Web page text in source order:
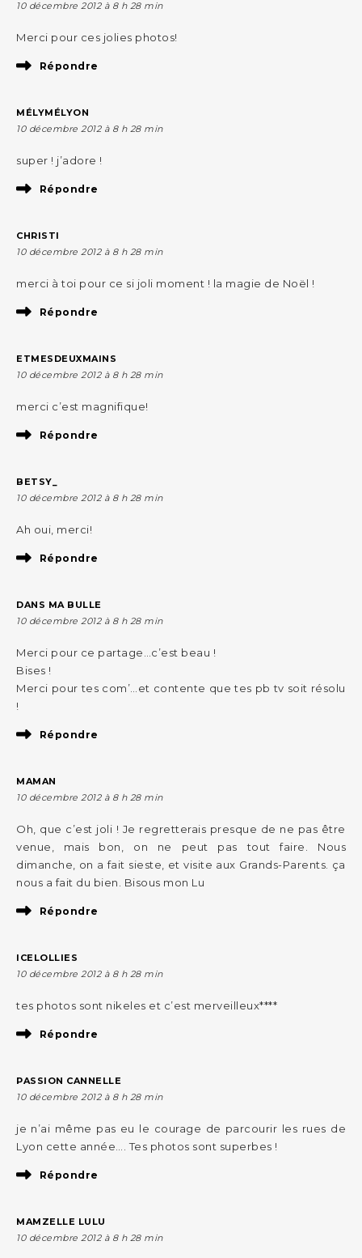
10 décembre 2012 à 8 h 28 min
Merci pour ces jolies photos!
Répondre
MÉLYMÉLYON
10 décembre 2012 à 8 h 28 min
super ! j’adore !
Répondre
CHRISTI
10 décembre 2012 à 8 h 28 min
merci à toi pour ce si joli moment ! la magie de Noël !
Répondre
ETMESDEUXMAINS
10 décembre 2012 à 8 h 28 min
merci c’est magnifique!
Répondre
BETSY_
10 décembre 2012 à 8 h 28 min
Ah oui, merci!
Répondre
DANS MA BULLE
10 décembre 2012 à 8 h 28 min
Merci pour ce partage…c’est beau !
Bises !
Merci pour tes com’…et contente que tes pb tv soit résolu
!
Répondre
MAMAN
10 décembre 2012 à 8 h 28 min
Oh, que c’est joli ! Je regretterais presque de ne pas être
venue, mais bon, on ne peut pas tout faire. Nous
dimanche, on a fait sieste, et visite aux Grands-Parents. ça
nous a fait du bien. Bisous mon Lu
Répondre
ICELOLLIES
10 décembre 2012 à 8 h 28 min
tes photos sont nikeles et c’est merveilleux****
Répondre
PASSION CANNELLE
10 décembre 2012 à 8 h 28 min
je n’ai même pas eu le courage de parcourir les rues de
Lyon cette année…. Tes photos sont superbes !
Répondre
MAMZELLE LULU
10 décembre 2012 à 8 h 28 min